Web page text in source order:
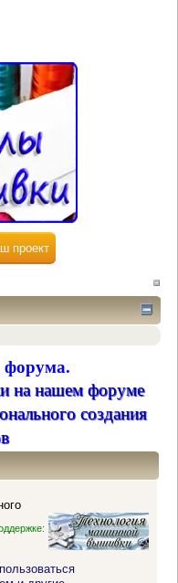
проект
на нашем форуме
создания